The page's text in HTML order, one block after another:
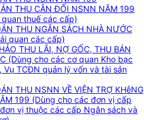
THU CÂN ĐỐI NSNN NĂM 199
quan thuế các cấp)
THU NGÂN SÁCH NHÀ NƯỚC
quan các cấp)
THU LÃI, NỢ GỐC, THU BÁN
(Dùng cho các cơ quan Kho bạc
TCĐN quản lý vốn và tài sản
THU NSNN VỀ VIỆN TRỢ KHễNG
199 (Dùng cho các đơn vị cấp
vị thuộc các cấp Ngân sách và